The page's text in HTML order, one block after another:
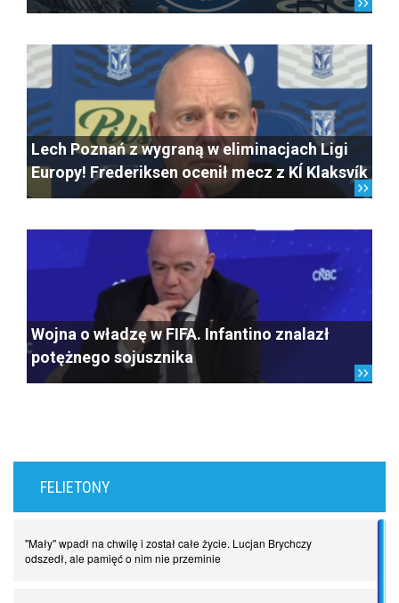
Lech Poznań z wygraną w eliminacjach Ligi
Europy! Frederiksen ocenił mecz z KÍ Klaksvík
Wojna o władzę w FIFA. Infantino znalazł
potężnego sojusznika
FELIETONY
"Mały" wpadł na chwilę i został całe życie. Lucjan Brychczy
odszedł, ale pamięć o nim nie przeminie